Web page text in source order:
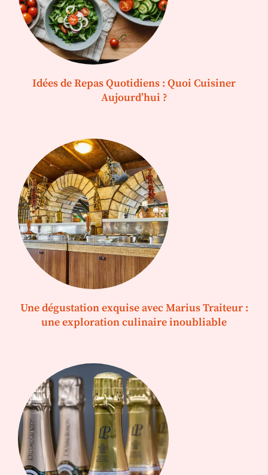
Idées de Repas Quotidiens : Quoi Cuisiner
Aujourd’hui ?
Une dégustation exquise avec Marius Traiteur :
une exploration culinaire inoubliable